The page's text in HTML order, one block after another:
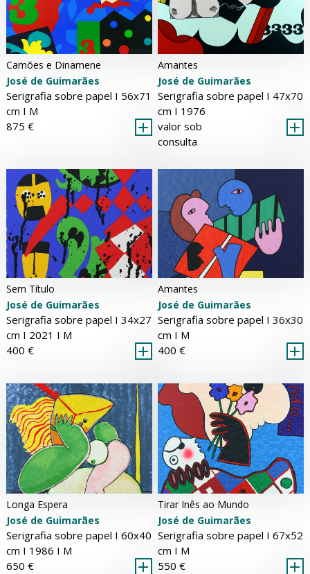
Camões e Dinamene
José de Guimarães
Serigrafia sobre papel Ι 56x71
cm Ι M
875 €
Amantes
José de Guimarães
Serigrafia sobre papel Ι 47x70
cm Ι 1976
valor sob
consulta
Sem Título
José de Guimarães
Serigrafia sobre papel Ι 34x27
cm Ι 2021 Ι M
400 €
Amantes
José de Guimarães
Serigrafia sobre papel Ι 36x30
cm Ι M
400 €
Longa Espera
José de Guimarães
Serigrafia sobre papel Ι 60x40
cm Ι 1986 Ι M
650 €
Tirar Inês ao Mundo
José de Guimarães
Serigrafia sobre papel Ι 67x52
cm Ι M
550 €